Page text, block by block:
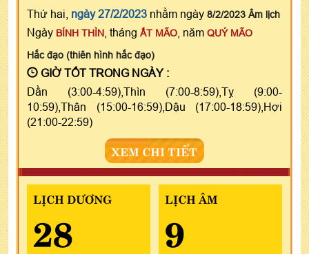
Thứ hai, ngày 27/2/2023 nhằm ngày 8/2/2023 Âm lịch
Ngày BÍNH THÌN , tháng ẤT MÃO , năm QUÝ MÃO
Hắc đạo (thiên hình hắc đạo)
GIỜ TỐT TRONG NGÀY :
Dần (3:00-4:59),Thìn (7:00-8:59),Tỵ (9:00-
10:59),Thân (15:00-16:59),Dậu (17:00-18:59),Hợi
(21:00-22:59)
XEM CHI TIẾT
LỊCH DƯƠNG
28
LỊCH ÂM
9